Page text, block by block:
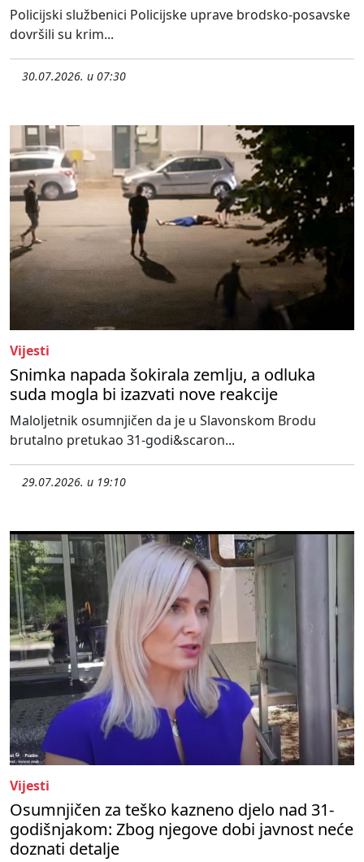
Policijski službenici Policijske uprave brodsko-posavske
dovršili su krim...
30.07.2026. u 07:30
Vijesti
Snimka napada šokirala zemlju, a odluka
suda mogla bi izazvati nove reakcije
Maloljetnik osumnjičen da je u Slavonskom Brodu
brutalno pretukao 31-godi&scaron...
29.07.2026. u 19:10
Vijesti
Osumnjičen za teško kazneno djelo nad 31-
godišnjakom: Zbog njegove dobi javnost neće
doznati detalje